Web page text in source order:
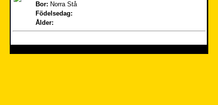
Bor: Norra Stå
Födelsedag:
Ålder: